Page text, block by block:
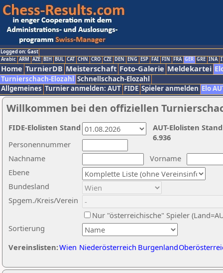
Logged on: Gast
Arabic ARM AZE BIH BUL CAT CHN CRO CZE DEN ENG ESP FAI FIN FRA GER GRE INA
Home TurnierDB Meisterschaft Foto-Galerie Meldekartei
Turnierschach-Elozahl Schnellschach-Elozahl
Allgemeines Turnier anmelden: AUT FIDE Spieler anmelden Elo
Willkommen bei den offiziellen
Nachname
Vorname
Ebene
Sortierung
Personennummer
Bundesland
Spgem./Kreis/Verein
Nur "österreichische" Spieler
Vereinslisten:Wien Niederösterreich Burgenland
AUT-Elolisten
6.936
FIDE-Elolisten Stand